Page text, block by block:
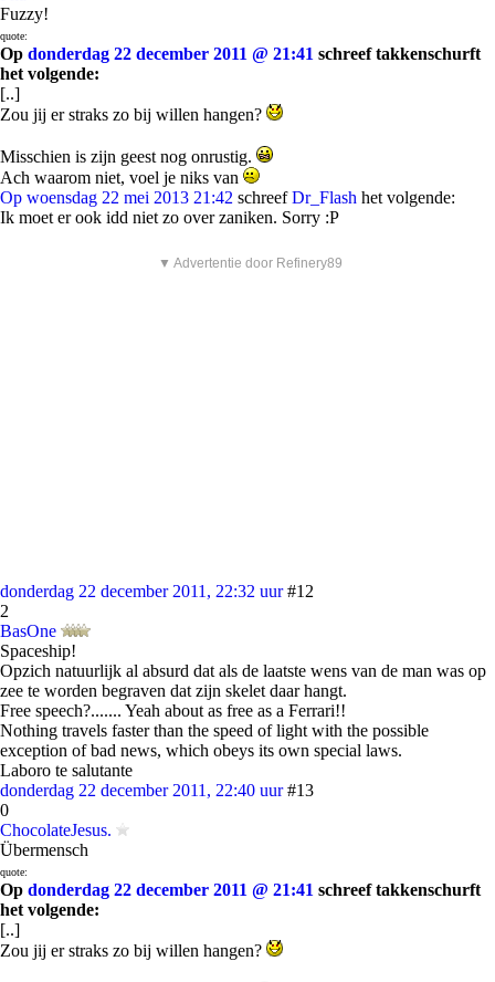
Fuzzy!
quote:
Op donderdag 22 december 2011 @ 21:41 schreef takkenschurft
het volgende:
[..]
Zou jij er straks zo bij willen hangen?
Misschien is zijn geest nog onrustig.
Ach waarom niet, voel je niks van
Op woensdag 22 mei 2013 21:42 schreefDr_Flash het volgende:
Ik moet er ook idd niet zo over zaniken. Sorry :P
▼ Advertentie door Refinery89
donderdag 22 december 2011, 22:32 uur #12
2
BasOne
Spaceship!
Opzich natuurlijk al absurd dat als de laatste wens van de man was op
zee te worden begraven dat zijn skelet daar hangt.
Free speech?....... Yeah about as free as a Ferrari!!
Nothing travels faster than the speed of light with the possible
exception of bad news, which obeys its own special laws.
Laboro te salutante
donderdag 22 december 2011, 22:40 uur #13
0
ChocolateJesus.
Übermensch
quote:
Op donderdag 22 december 2011 @ 21:41 schreef takkenschurft
het volgende:
[..]
Zou jij er straks zo bij willen hangen?